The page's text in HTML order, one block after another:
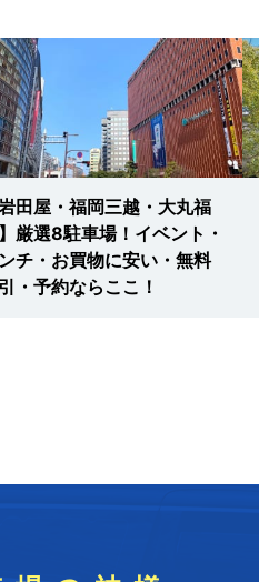
岩田屋・福岡三越・大丸福
厳選8駐車場！イベント・
チ・お買物に安い・無料
・予約ならここ！